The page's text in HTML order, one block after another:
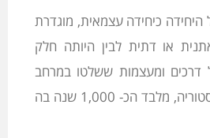
היחידה כיחידה עצמאית, מוגדרת
או דתית לבין היותה חלק
דרכים ומעצמות ששלטו במרחב
הים התיכון ברוב ההיסטוריה, מלבד הכ- 1,000 שנה בה